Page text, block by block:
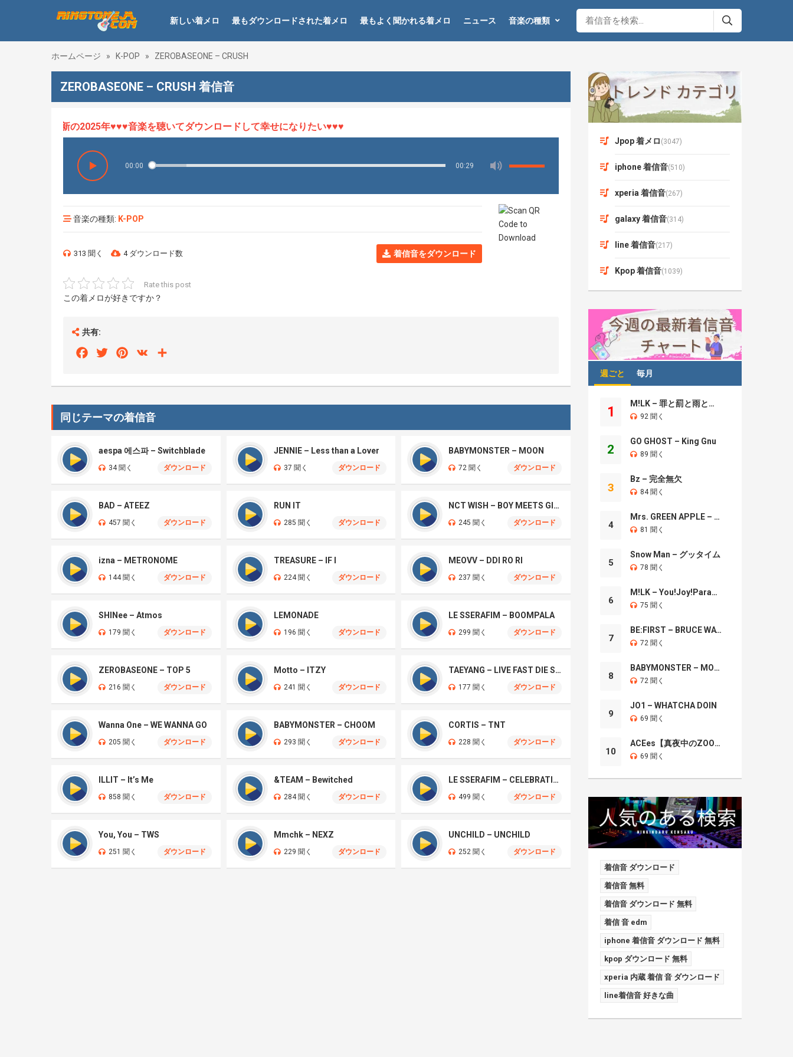
新しい着メロ 最もダウンロードされた着メロ 最もよく聞かれる着メロ ニュース 音楽の種類
ホームページ » K-POP » ZEROBASEONE – CRUSH
ZEROBASEONE – CRUSH 着信音
HOT、最新の2025年♥♥♥音楽を聴いてダウンロードして幸せになりたい♥♥♥
00:00 00:29
音楽の種類: K-POP
313 聞く 4 ダウンロード数 着信音をダウンロード
Rate this post
この着メロが好きですか？
共有:
FacebookTwitterPinterest
VK
同じテーマの着信音
aespa 에스파 – Switchblade
34 聞く ダウンロード
JENNIE – Less than a Lover
37 聞く ダウンロード
BABYMONSTER – MOON
72 聞く ダウンロード
BAD – ATEEZ
457 聞く ダウンロード
RUN IT
285 聞く ダウンロード
NCT WISH – BOY MEETS GIRL
245 聞く ダウンロード
izna – METRONOME
144 聞く ダウンロード
TREASURE – IF I
224 聞く ダウンロード
MEOVV – DDI RO RI
237 聞く ダウンロード
SHINee – Atmos
179 聞く ダウンロード
LEMONADE
196 聞く ダウンロード
LE SSERAFIM – BOOMPALA
299 聞く ダウンロード
ZEROBASEONE – TOP 5
216 聞く ダウンロード
Motto – ITZY
241 聞く ダウンロード
TAEYANG – LIVE FAST DIE SLOW
177 聞く ダウンロード
Wanna One – WE WANNA GO
205 聞く ダウンロード
BABYMONSTER – CHOOM
293 聞く ダウンロード
CORTIS – TNT
228 聞く ダウンロード
ILLIT – It’s Me
858 聞く ダウンロード
&TEAM – Bewitched
284 聞く ダウンロード
LE SSERAFIM – CELEBRATION
499 聞く ダウンロード
You, You – TWS
251 聞く ダウンロード
Mmchk – NEXZ
229 聞く ダウンロード
UNCHILD – UNCHILD
252 聞く ダウンロード
Jpop 着メロ (3047)
iphone 着信音(510)
xperia 着信音(267)
galaxy 着信音(314)
line 着信音(217)
Kpop 着信音(1039)
週ごと 毎月
1
M!LK – 罪と罰と雨とキス
92 聞く
2
GO GHOST – King Gnu
89 聞く
3
Bz – 完全無欠
84 聞く
4
Mrs. GREEN APPLE – Brand New
81 聞く
5
Snow Man – グッタイム
78 聞く
6
M!LK – You!Joy!Parade!
75 聞く
7
BE:FIRST – BRUCE WAYNE
72 聞く
8
BABYMONSTER – MOON
72 聞く
9
JO1 – WHATCHA DOIN
69 聞く
10
ACEes【真夜中のZOO】
69 聞く
着信音 ダウンロード
着信音 無料
着信音 ダウンロード 無料
着信 音 edm
iphone 着信音 ダウンロード 無料
kpop ダウンロード 無料
xperia 内蔵 着信 音 ダウンロード
line着信音 好きな曲